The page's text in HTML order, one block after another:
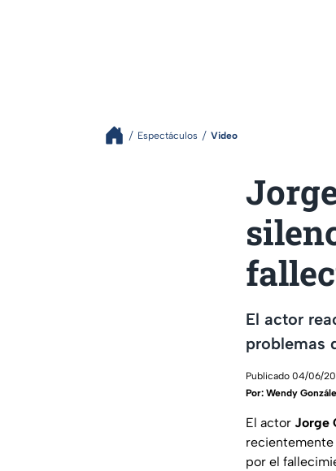
Espectáculos Video
El actor
problemas
Publicado 04/06/
Por: Wendy
El actor Jorge
recientemente
por el